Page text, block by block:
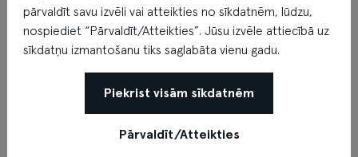
pārvaldīt savu izvēli vai atteikties no sīkdatnēm, lūdzu,
nospiediet “Pārvaldīt/Atteikties”. Jūsu izvēle attiecībā uz
sīkdatņu izmantošanu tiks saglabāta vienu gadu.
Piekrist visām sīkdatnēm
Pārvaldīt/Atteikties